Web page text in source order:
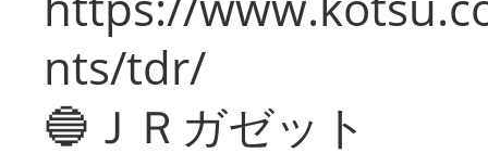
nts/tdr/
🔵ＪＲガゼット